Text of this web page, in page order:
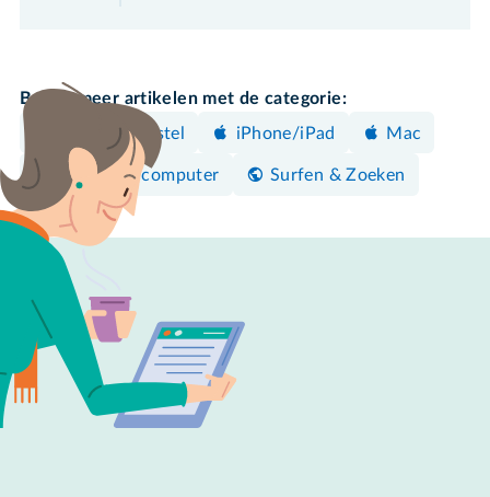
Bekijk meer artikelen met de categorie:
Android-toestel
iPhone/iPad Mac
Windows-computer Surfen & Zoeken